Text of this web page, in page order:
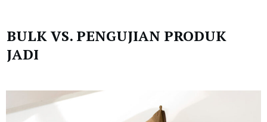
BULK VS. PENGUJIAN PRODUK
JADI